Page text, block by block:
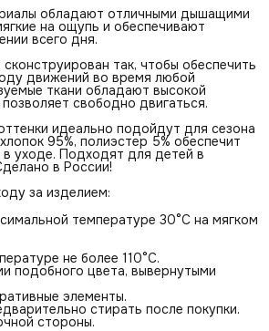
обладают отличными дышащими
на ощупь и обеспечивают
всего дня.
так, чтобы обеспечить
движений во время любой
ткани обладают высокой
свободно двигаться.
идеально подойдут для сезона
95%, полиэстер 5% обеспечит
уходе. Подходят для детей в
в России!
за изделием:
температуре 30°С на мягком
не более 110°С.
подобного цвета, вывернутыми
элементы.
стирать после покупки.
стороны.